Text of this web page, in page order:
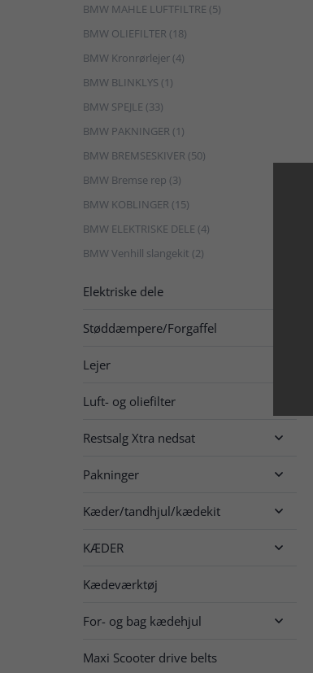
BMW MAHLE LUFTFILTRE (5)
BMW OLIEFILTER (18)
BMW Kronrørlejer (4)
BMW BLINKLYS (1)
BMW SPEJLE (33)
BMW PAKNINGER (1)
BMW BREMSESKIVER (50)
BMW Bremse rep (3)
BMW KOBLINGER (15)
BMW ELEKTRISKE DELE (4)
BMW Venhill slangekit (2)
Elektriske dele
Støddæmpere/Forgaffel
Lejer
Luft- og oliefilter
Restsalg Xtra nedsat 
Pakninger 
Kæder/tandhjul/kædekit 
KÆDER 
Kædeværktøj
For- og bag kædehjul 
Maxi Scooter drive belts